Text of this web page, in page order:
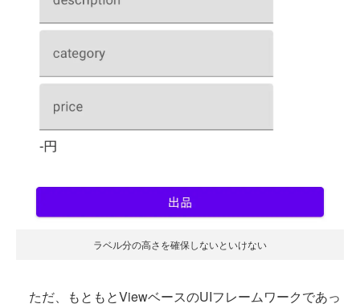
ラベル分の高さを確保しないといけない
ただ、もともとViewベースのUIフレームワークであっ